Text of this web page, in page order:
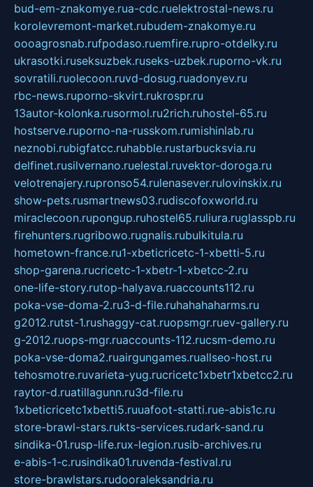
bud-em-znakomye.rua-cdc.ruelektrostal-news.ru
korolevremont-market.rubudem-znakomye.ru
oooagrosnab.rufpodaso.ruemfire.rupro-otdelky.ru
ukrasotki.ruseksuzbek.ruseks-uzbek.ruporno-vk.ru
sovratili.ruolecoon.ruvd-dosug.ruadonyev.ru
rbc-news.ruporno-skvirt.rukrospr.ru
13autor-kolonka.rusormol.ru2rich.ruhostel-65.ru
hostserve.ruporno-na-russkom.rumishinlab.ru
neznobi.rubigfatcc.ruhabble.rustarbucksvia.ru
delfinet.rusilvernano.ruelestal.ruvektor-doroga.ru
velotrenajery.rupronso54.rulenasever.rulovinskix.ru
show-pets.rusmartnews03.rudiscofoxworld.ru
miraclecoon.rupongup.ruhostel65.ruliura.ruglasspb.ru
firehunters.rugribowo.rugnalis.rubulkitula.ru
hometown-france.ru1-xbeticricetc-1-xbetti-5.ru
shop-garena.rucricetc-1-xbetr-1-xbetcc-2.ru
one-life-story.rutop-halyava.ruaccounts112.ru
poka-vse-doma-2.ru3-d-file.ruhahahaharms.ru
g2012.rutst-1.rushaggy-cat.ruopsmgr.ruev-gallery.ru
g-2012.ruops-mgr.ruaccounts-112.rucsm-demo.ru
poka-vse-doma2.ruairgungames.ruallseo-host.ru
tehosmotre.ruvarieta-yug.rucricetc1xbetr1xbetcc2.ru
raytor-d.ruatillagunn.ru3d-file.ru
1xbeticricetc1xbetti5.ruuafoot-statti.rue-abis1c.ru
store-brawl-stars.rukts-services.rudark-sand.ru
sindika-01.rusp-life.rux-legion.rusib-archives.ru
e-abis-1-c.rusindika01.ruvenda-festival.ru
store-brawlstars.rudooraleksandria.ru